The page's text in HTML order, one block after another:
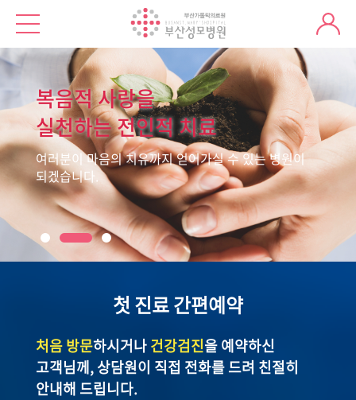
복음적 사랑을
실천하는 전인적 치료
여러분이 마음의 치유까지 얻어가실 수 있는 병원이
되겠습니다.
첫 진료 간편예약
처음 방문하시거나건강검진을 예약하신
고객님께, 상담원이 직접 전화를 드려 친절히
안내해 드립니다.